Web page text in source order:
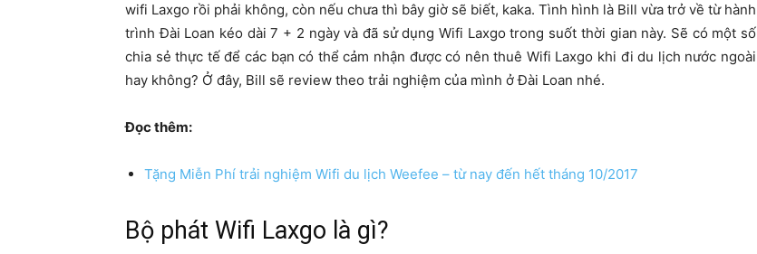
wifi Laxgo rồi phải không, còn nếu chưa thì bây giờ sẽ biết, kaka. Tình hình là Bill vừa trở về từ hành
trình Đài Loan kéo dài 7 + 2 ngày và đã sử dụng Wifi Laxgo trong suốt thời gian này. Sẽ có một số
chia sẻ thực tế để các bạn có thể cảm nhận được có nên thuê Wifi Laxgo khi đi du lịch nước ngoài
hay không? Ở đây, Bill sẽ review theo trải nghiệm của mình ở Đài Loan nhé.
Đọc thêm:
Tặng Miễn Phí trải nghiệm Wifi du lịch Weefee – từ nay đến hết tháng 10/2017
Bộ phát Wifi Laxgo là gì?